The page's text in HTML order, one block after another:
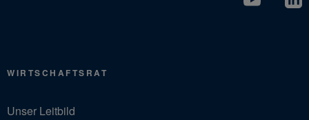
WIRTSCHAFTSRAT
Unser Leitbild